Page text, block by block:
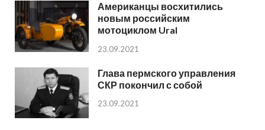
Американцы восхитились
новым российским
мотоциклом Ural
23.09.2021
Глава пермского управления
СКР покончил с собой
23.09.2021